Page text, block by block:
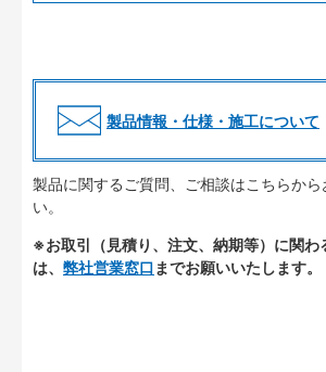
製品情報・仕様・施工について
製品に関するご質問、ご相談はこちらから
い。
※お取引（見積り、注文、納期等）に関わ
は、 弊社営業窓口 までお願いいたします。